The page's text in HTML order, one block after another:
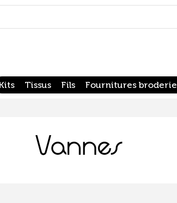
Tissus Fils Fournitures broderie
Vannes